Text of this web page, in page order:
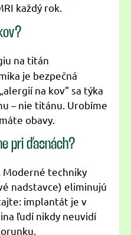
každý rok.
na titán
je bezpečná
na kov” sa týka
– nie titánu. Urobíme
obavy.
pri ďasnách?
Moderné techniky
nadstavce) eliminujú
implantát je v
ľudí nikdy neuvidí